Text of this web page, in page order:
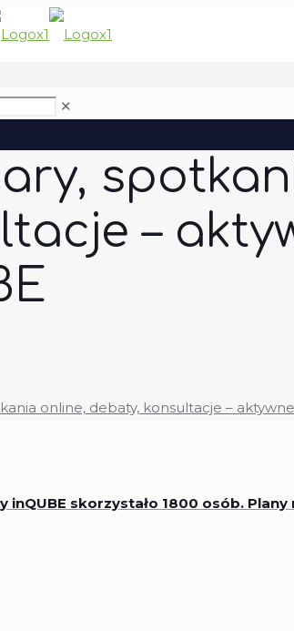
✕
–
online, debaty, konsultacje –
inQUBE skorzystało 1800 osób. Plany